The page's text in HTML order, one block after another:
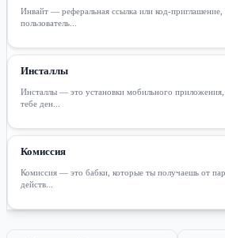
Инвайт — реферальная ссылка или код-
пользователь...
Инсталлы
Инсталлы — это установки мобильного приложения,
тебе ден...
Комиссия
Комиссия — это бабки, которые ты получаешь от
действ...